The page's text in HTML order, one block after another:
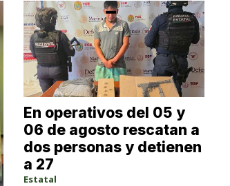
En operativos del 05 y
06 de agosto rescatan a
dos personas y detienen
a 27
Estatal